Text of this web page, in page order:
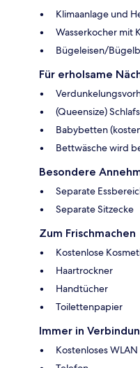
Klimaanlage und
Wasserkocher mit
Bügeleisen/
Für erholsame
(Queensize)
Babybetten
Bettwäsche wird
Besondere
Separate
Separate Sitzecke
Zum Frischmachen
Kostenlose
Haartrockner
Handtücher
Toilettenpapier
Immer in
Kostenloses